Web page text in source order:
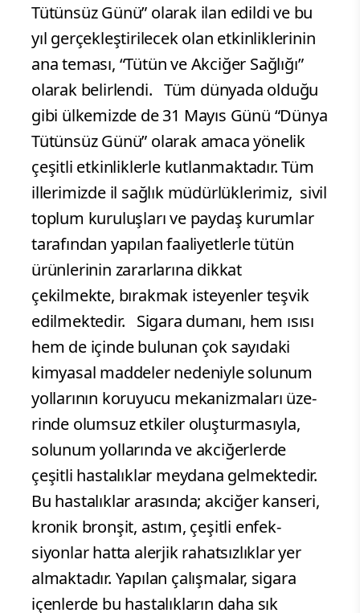
Tütünsüz Günü” olarak ilan edildi ve bu
yıl gerçekleştirilecek olan etkinliklerinin
ana teması, “Tütün ve Akciğer Sağlığı”
olarak belirlendi. Tüm dünyada olduğu
gibi ülkemizde de 31 Mayıs Günü “Dünya
Tütünsüz Günü” olarak amaca yönelik
çeşitli etkinliklerle kutlanmaktadır. Tüm
illerimizde il sağlık müdürlüklerimiz, sivil
toplum kuruluşları ve paydaş kurumlar
tarafından yapılan faaliyetlerle tütün
ürünlerinin zararlarına dikkat
çekilmekte, bırakmak isteyenler teşvik
edilmektedir. Sigara dumanı, hem ısısı
hem de içinde bulunan çok sayıdaki
kimyasal maddeler nedeniyle solunum
yollarının koruyucu mekanizmaları üze­
rinde olumsuz etkiler oluşturmasıyla,
solunum yollarında ve akciğerlerde
çeşitli hastalıklar meydana gelmektedir.
Bu hastalıklar arasında; akciğer kanseri,
kronik bronşit, astım, çeşitli enfek­
siyonlar hatta alerjik rahatsızlıklar yer
almaktadır. Yapılan çalışmalar, sigara
içenlerde bu hastalıkların daha sık